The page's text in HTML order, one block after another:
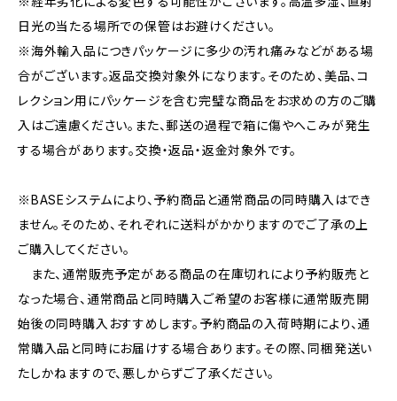
日光の当たる場所での保管はお避けください。
※海外輸入品につきパッケージに多少の汚れ痛みなどがある場
合がございます。返品交換対象外になります。そのため、美品、コ
レクション用にパッケージを含む完璧な商品をお求めの方のご購
入はご遠慮ください。また、郵送の過程で箱に傷やへこみが発生
する場合があります。交換・返品・返金対象外です。
※BASEシステムにより、予約商品と通常商品の同時購入はでき
ません。そのため、それぞれに送料がかかりますのでご了承の上
ご購入してください。
また、通常販売予定がある商品の在庫切れにより予約販売と
なった場合、通常商品と同時購入ご希望のお客様に通常販売開
始後の同時購入おすすめします。予約商品の入荷時期により、通
常購入品と同時にお届けする場合あります。その際、同梱発送い
たしかねますので、悪しからずご了承ください。